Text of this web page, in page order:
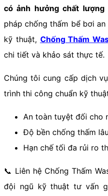
có ảnh hưởng chất lượng
pháp chống thấm bể bơi
kỹ thuật, Chống Thấm
chi tiết và khảo sát thực tế.
Chúng tôi cung cấp dịch
trình thi công chuẩn kỹ
An toàn tuyệt đối cho
Độ bền chống thấm
Hạn chế tối đa rủi ro
📞 Liên hệ Chống Thấm
đội ngũ kỹ thuật tư vấn